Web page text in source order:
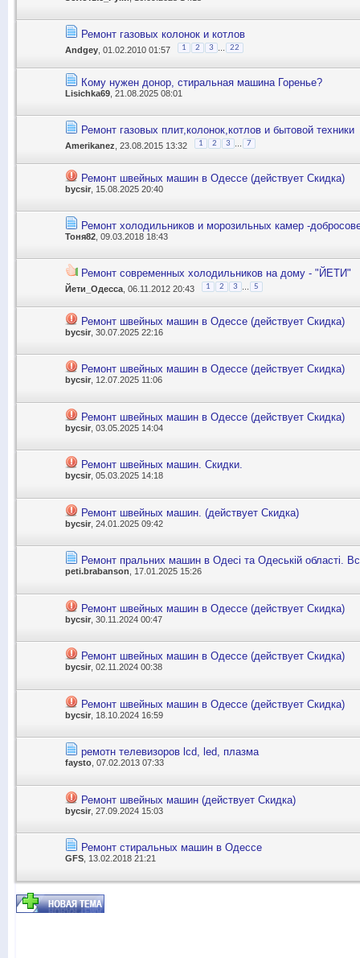
Ремонт газовых колонок и котлов
Andgey , 01.02.2010 01:57 1 2 3 22
Кому нужен донор, стиральная машина Горенье?
Lisichka69 , 21.08.2025 08:01
Ремонт газовых плит,колонок,котлов и бытовой техники
Amerikanez , 23.08.2015 13:32 1 2 3 7
Ремонт швейных машин в Одессе (действует Скидка)
bycsir , 15.08.2025 20:40
Ремонт холодильников и морозильных камер -
Тоня82 , 09.03.2018 18:43
Ремонт современных холодильников на дому - "ЙЕТИ"
Йети_Одесса , 06.11.2012 20:43 1 2 3 5
Ремонт швейных машин в Одессе (действует Скидка)
bycsir , 30.07.2025 22:16
Ремонт швейных машин в Одессе (действует Скидка)
bycsir, 12.07.2025 11:06
Ремонт швейных машин в Одессе (действует Скидка)
bycsir , 03.05.2025 14:04
Ремонт швейных машин. Скидки.
bycsir , 05.03.2025 14:18
Ремонт швейных машин. (действует Скидка)
bycsir , 24.01.2025 09:42
Ремонт пральних машин в Одесі та Одеській області.
peti.brabanson , 17.01.2025 15:26
Ремонт швейных машин в Одессе (действует Скидка)
bycsir , 30.11.2024 00:47
Ремонт швейных машин в Одессе (действует Скидка)
bycsir , 02.11.2024 00:38
Ремонт швейных машин в Одессе (действует Скидка)
bycsir , 18.10.2024 16:59
ремотн телевизоров lcd, led, плазма
faysto , 07.02.2013 07:33
Ремонт швейных машин (действует Скидка)
bycsir , 27.09.2024 15:03
Ремонт стиральных машин в Одессе
GFS , 13.02.2018 21:21